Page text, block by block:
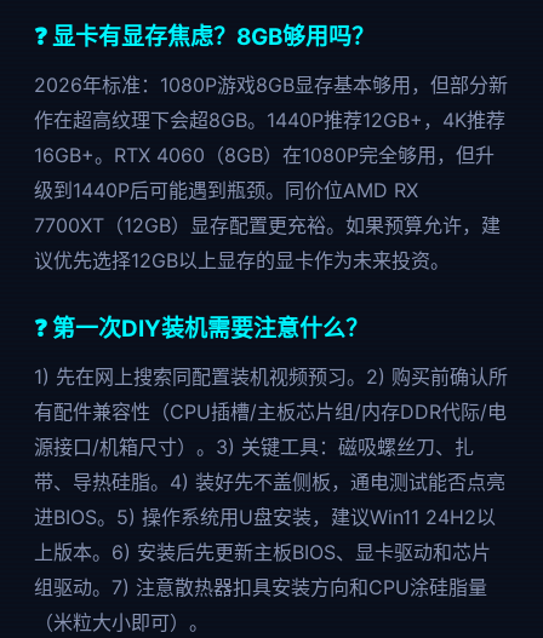
❓ 显卡有显存焦虑？8GB够用吗？
2026年标准：1080P游戏8GB显存基本够用，但部分新
作在超高纹理下会超8GB。1440P推荐12GB+，4K推荐
16GB+。RTX 4060（8GB）在1080P完全够用，但升
级到1440P后可能遇到瓶颈。同价位AMD RX
7700XT（12GB）显存配置更充裕。如果预算允许，建
议优先选择12GB以上显存的显卡作为未来投资。
❓ 第一次DIY装机需要注意什么？
1) 先在网上搜索同配置装机视频预习。2) 购买前确认所
有配件兼容性（CPU插槽/主板芯片组/内存DDR代际/电
源接口/机箱尺寸）。3) 关键工具：磁吸螺丝刀、扎
带、导热硅脂。4) 装好先不盖侧板，通电测试能否点亮
进BIOS。5) 操作系统用U盘安装，建议Win11 24H2以
上版本。6) 安装后先更新主板BIOS、显卡驱动和芯片
组驱动。7) 注意散热器扣具安装方向和CPU涂硅脂量
（米粒大小即可）。